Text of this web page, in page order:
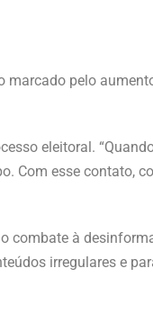
pelo
eleitoral.
Com esse contato,
combate à
irregulares e